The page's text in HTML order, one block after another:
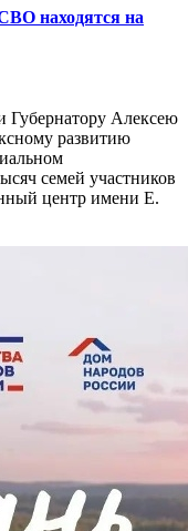
находятся на
Губернатору Алексею
развитию
семей участников
центр имени Е.